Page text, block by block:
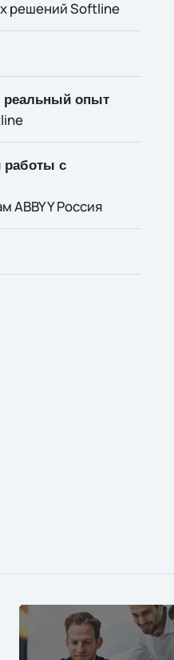
решений Softline
реальный опыт
работы с
ABBYY Россия